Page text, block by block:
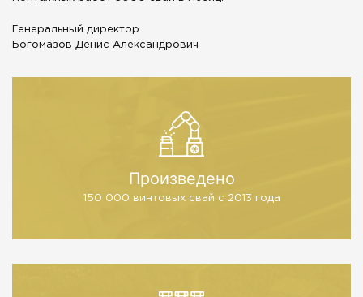
Генеральный директор
Богомазов Денис Александрович
Произведено
150 000 винтовых свай с 2013 года